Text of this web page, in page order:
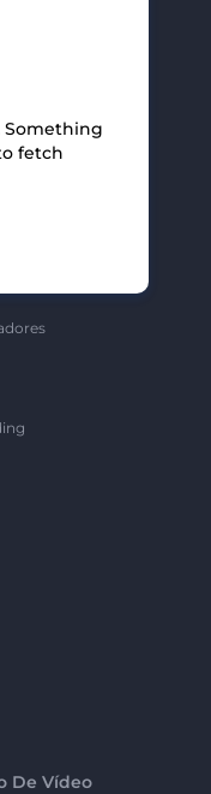
De Vídeo
Something
fetch